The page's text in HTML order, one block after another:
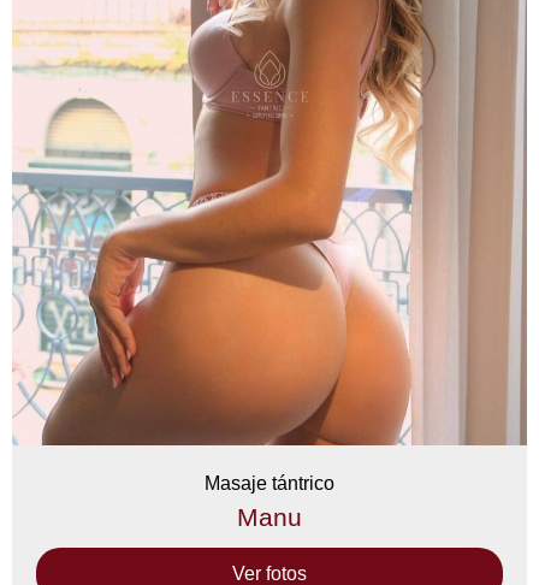
Masaje tántrico
Manu
Ver fotos